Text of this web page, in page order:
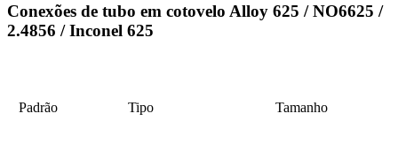
Conexões de tubo em cotovelo Alloy 625 / NO6625 /
2.4856 / Inconel 625
Padrão Tipo Tamanho